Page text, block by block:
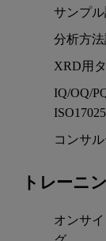
サンプ
分析方
XRD用
IQ/OQ/
コンサ
トレーニ
オンサ